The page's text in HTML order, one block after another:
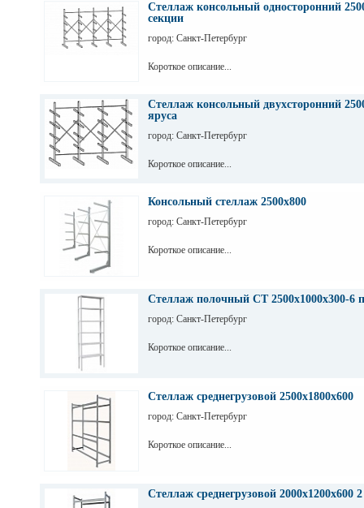
Стеллаж консольный односторонний
секции
город: Санкт-Петербург
Короткое описание...
Стеллаж консольный двухсторонний
яруса
город: Санкт-Петербург
Короткое описание...
Консольный стеллаж 2500х800
город: Санкт-Петербург
Короткое описание...
Стеллаж полочный СТ 2500х1000х300-6
город: Санкт-Петербург
Короткое описание...
Стеллаж среднегрузовой 2500х1800х600
город: Санкт-Петербург
Короткое описание...
Стеллаж среднегрузовой 2000х1200х600